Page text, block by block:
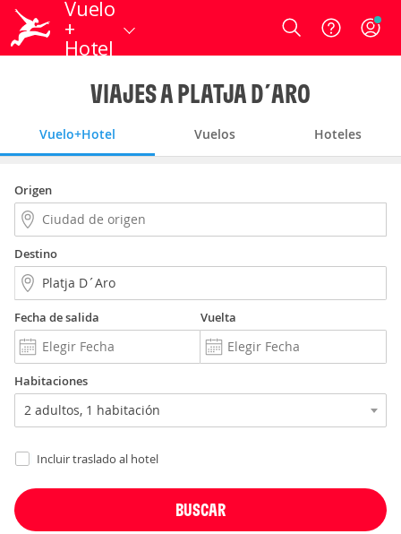
Vuelo
+
Hotel
Login
VIAJES A PLATJA D´ARO
Vuelo+Hotel Vuelos Hoteles
Origen
Destino
Fecha de salida Vuelta
Habitaciones
Incluir traslado al hotel